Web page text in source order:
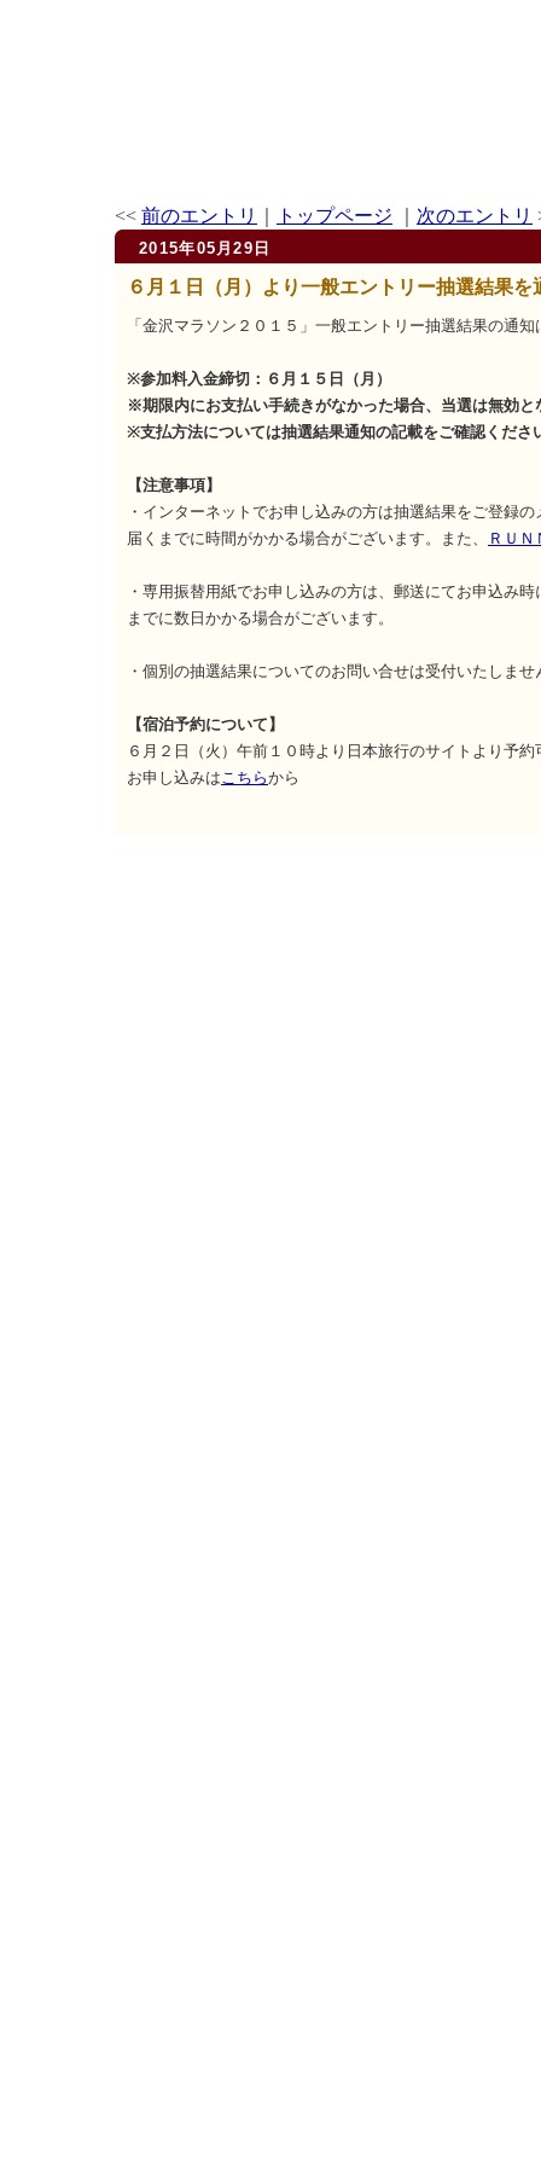
<< 前のエントリ トップページ 次のエントリ
2015年05月29日
６月１日（月）より一般エントリー抽選結果を
「金沢マラソン２０１５」一般エントリー抽選結果の通
※参加料入金締切：６月１５日（月）
※期限内にお支払い手続きがなかった場合、当選は無効
※支払方法については抽選結果通知の記載をご確認くだ
【注意事項】
・インターネットでお申し込みの方は抽選結果をご登録
届くまでに時間がかかる場合がございます。また、
ＲＵＮ
・専用振替用紙でお申し込みの方は、郵送にてお申込み
までに数日かかる場合がございます。
・個別の抽選結果についてのお問い合せは受付いたしま
【宿泊予約について】
６月２日（火）午前１０時より日本旅行のサイトより予
お申し込みはこちらから